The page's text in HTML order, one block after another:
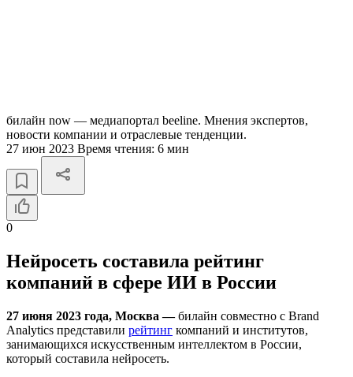
билайн now — медиапортал beeline. Мнения экспертов,
новости компании и отраслевые тенденции.
27 июн 2023 Время чтения: 6 мин
0
Нейросеть составила рейтинг
компаний в сфере ИИ в России
27 июня 2023 года, Москва — билайн совместно с Brand
Analytics представили рейтинг компаний и институтов,
занимающихся искусственным интеллектом в России,
который составила нейросеть.